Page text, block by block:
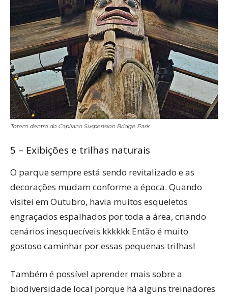
Totem dentro do Capilano Suspension Bridge Park
5 – Exibições e trilhas naturais
O parque sempre está sendo revitalizado e as
decorações mudam conforme a época. Quando
visitei em Outubro, havia muitos esqueletos
engraçados espalhados por toda a área, criando
cenários inesquecíveis kkkkkk Então é muito
gostoso caminhar por essas pequenas trilhas!
Também é possível aprender mais sobre a
biodiversidade local porque há alguns treinadores